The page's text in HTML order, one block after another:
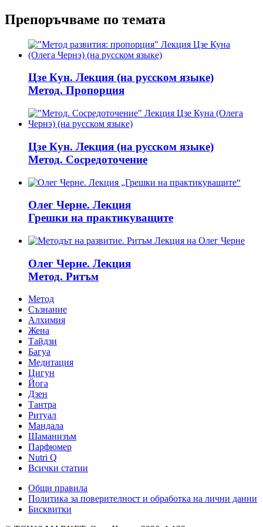
Препоръчваме по темата
Цзе Кун. Лекция (на русском языке)
Метод. Пропорция
Цзе Кун. Лекция (на русском языке)
Метод. Сосредоточение
Олег Черне. Лекция
Грешки на практикуващите
Олег Черне. Лекция
Метод. Ритъм
Метод
Съзнание
Алхимия
Жена
Тайдзи
Багуа
Медитация
Цигун
Йога
Дзен
Тантра
Ритуал
Мандала
Шаманизъм
Парфюмер
Nutri Q
Всички статии
Общи правила
Политика за поверителност и обработка на лични данни
Бисквитки